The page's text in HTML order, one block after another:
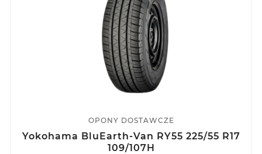
OPONY DOSTAWCZE
Yokohama BluEarth-Van RY55 225/55 R17
109/107H